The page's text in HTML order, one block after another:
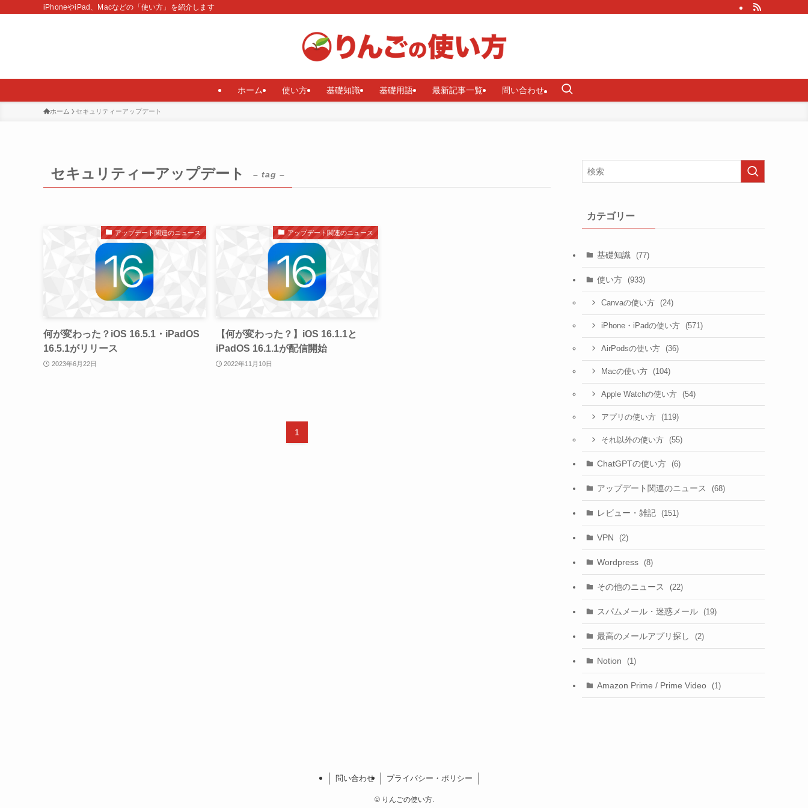
iPhoneやiPad、Macなどの「使い方」を紹介します
ホーム 使い方 基礎知識 基礎用語 最新記事一覧 問い合わせ
ホーム セキュリティーアップデート
セキュリティーアップデート – tag –
アップデート関連のニュース
何が変わった？iOS 16.5.1・iPadOS
16.5.1がリリース
2023年6月22日
アップデート関連のニュース
【何が変わった？】iOS 16.1.1と
iPadOS 16.1.1が配信開始
2022年11月10日
1
カテゴリー
基礎知識 (77)
使い方 (933)
Canvaの使い方 (24)
iPhone・iPadの使い方 (571)
AirPodsの使い方 (36)
Macの使い方 (104)
Apple Watchの使い方 (54)
アプリの使い方 (119)
それ以外の使い方 (55)
ChatGPTの使い方 (6)
アップデート関連のニュース (68)
レビュー・雑記 (151)
VPN (2)
Wordpress (8)
その他のニュース (22)
スパムメール・迷惑メール (19)
最高のメールアプリ探し (2)
Notion (1)
Amazon Prime / Prime Video (1)
問い合わせ プライバシー・ポリシー
©りんごの使い方.